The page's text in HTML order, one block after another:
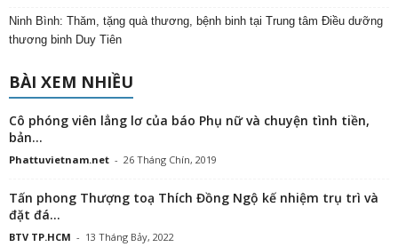
Ninh Bình: Thăm, tặng quà thương, bệnh binh tại Trung tâm Điều dưỡng
thương binh Duy Tiên
BÀI XEM NHIỀU
Cô phóng viên lẳng lơ của báo Phụ nữ và chuyện tình tiền,
bản...
Phattuvietnam.net - 26 Tháng Chín, 2019
Tấn phong Thượng toạ Thích Đồng Ngộ kế nhiệm trụ trì và
đặt đá...
BTV TP.HCM - 13 Tháng Bảy, 2022